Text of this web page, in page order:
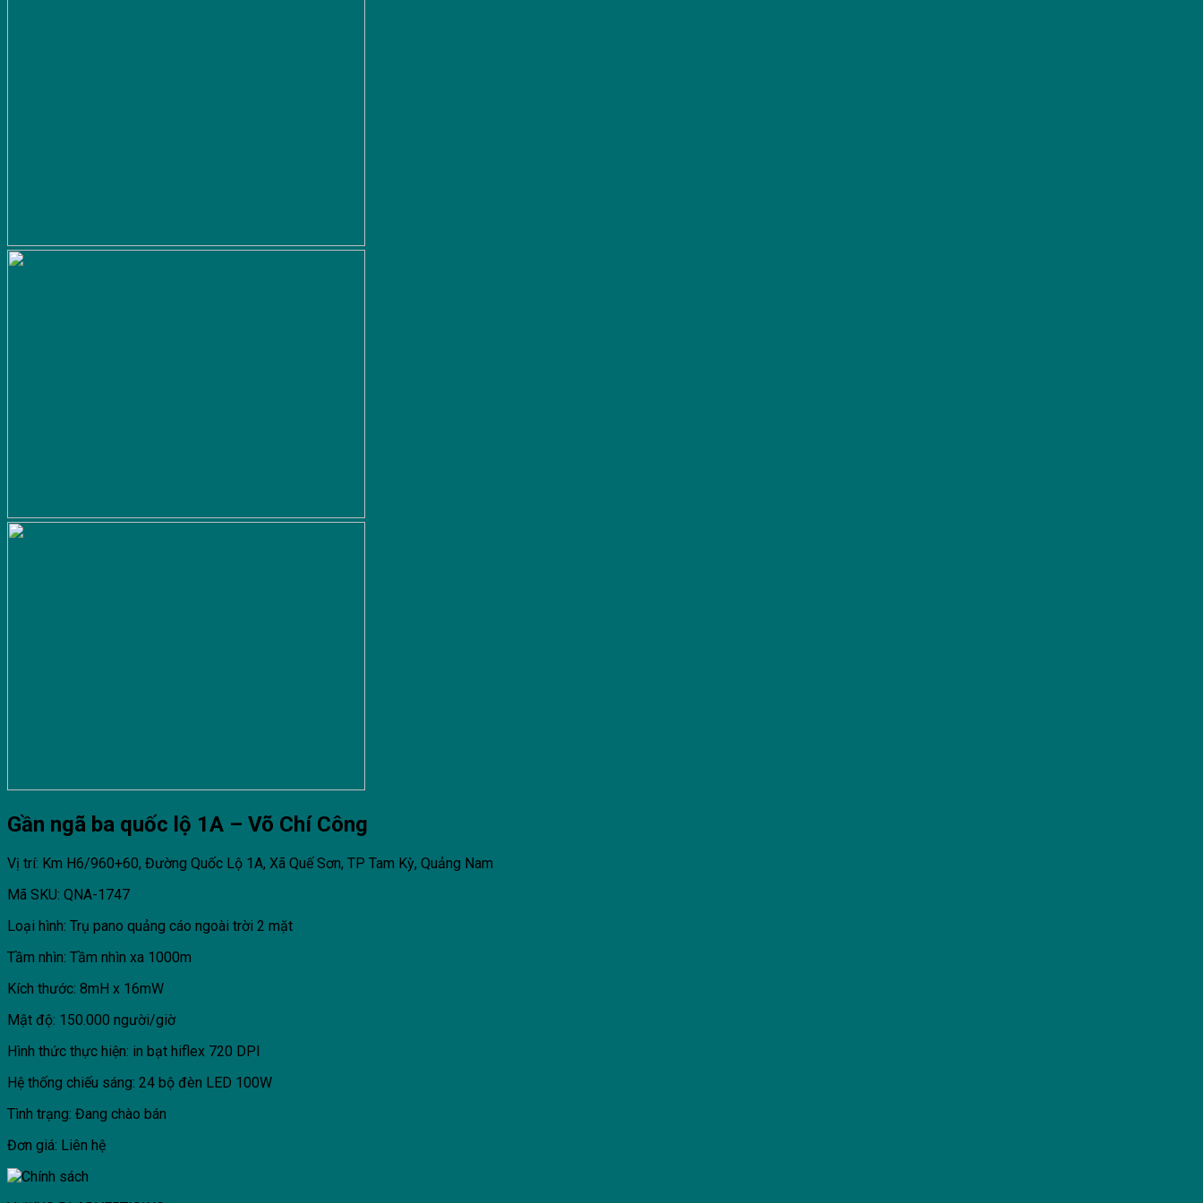
Gần ngã ba quốc lộ 1A – Võ Chí Công
Vị trí: Km H6/960+60, Đường Quốc Lộ 1A, Xã Quế Sơn, TP Tam Kỳ, Quảng Nam
Mã SKU: QNA-1747
Loại hình: Trụ pano quảng cáo ngoài trời 2 mặt
Tầm nhìn: Tầm nhìn xa 1000m
Kích thước: 8mH x 16mW
Mật độ: 150.000 người/giờ
Hình thức thực hiện: in bạt hiflex 720 DPI
Hệ thống chiếu sáng: 24 bộ đèn LED 100W
Tình trạng: Đang chào bán
Đơn giá: Liên hệ